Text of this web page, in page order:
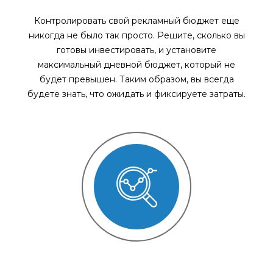
Контролировать свой рекламный бюджет еще
никогда не было так просто. Решите, сколько вы
готовы инвестировать, и установите
максимальный дневной бюджет, который не
будет превышен. Таким образом, вы всегда
будете знать, что ожидать и фиксируете затраты.